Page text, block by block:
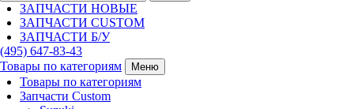
ЗАПЧАСТИ НОВЫЕ
ЗАПЧАСТИ CUSTOM
ЗАПЧАСТИ Б/У
(495) 647-83-43
Товары по категориям
Меню
Товары по категориям
Запчасти Custom